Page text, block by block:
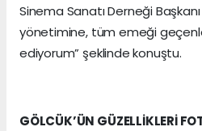
Sinema Sanatı Derneği
yönetimine, tüm emeği
ediyorum” şeklinde konuştu.
GÖLCÜK’ÜN GÜZELLİKLERİ